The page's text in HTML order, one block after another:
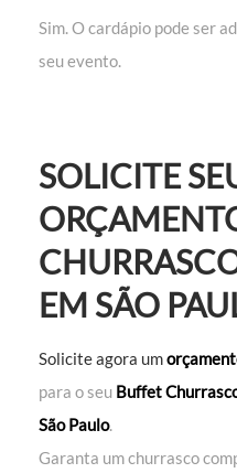
Sim. O cardápio pode ser
seu evento.
SOLICITE
EM SÃO
Solicite agora um
para o seu Buffet
São Paulo.
Garanta um churrasco